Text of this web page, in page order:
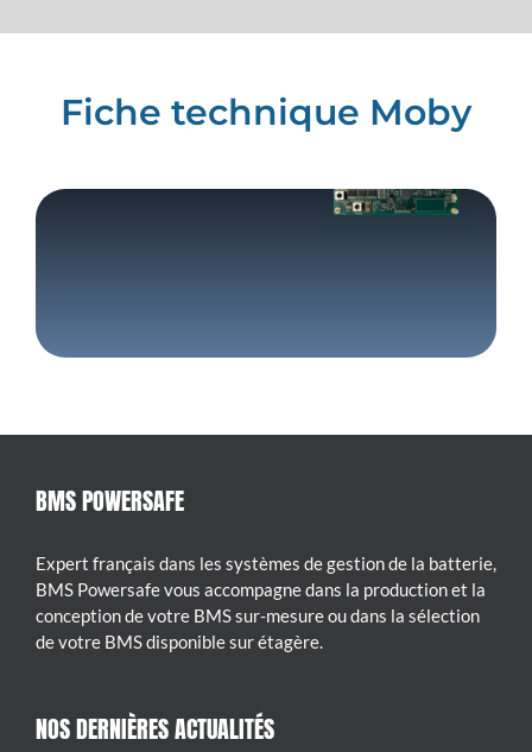
Fiche technique Moby
BMS POWERSAFE
Expert français dans les systèmes de gestion de la batterie,
BMS Powersafe vous accompagne dans la production et la
conception de votre BMS sur-mesure ou dans la sélection
de votre BMS disponible sur étagère.
NOS DERNIÈRES ACTUALITÉS